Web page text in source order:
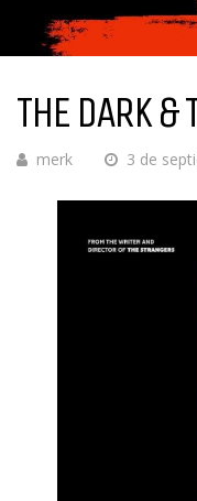
THE DARK &
merk 3 de